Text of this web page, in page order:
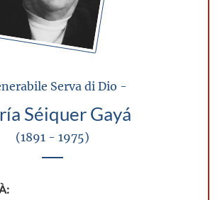
Serva di Dio -
Séiquer Gayá
(1891 - 1975)